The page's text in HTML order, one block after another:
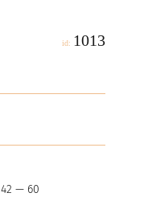
id: 1013
42 — 60